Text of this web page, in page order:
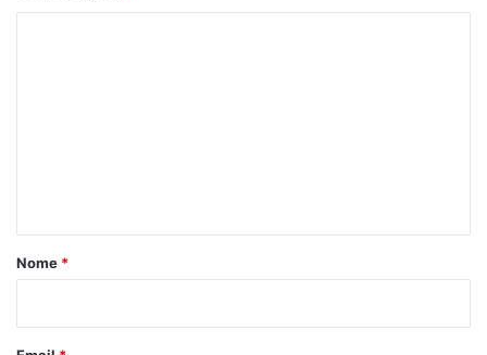
o
Nome *